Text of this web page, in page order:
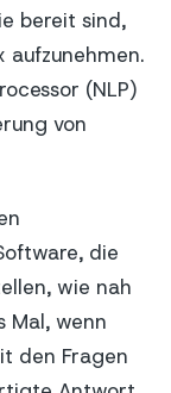
bereit sind,
aufzunehmen.
(NLP)
von
die
wie nah
Mal, wenn
den Fragen